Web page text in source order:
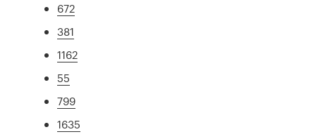
672
381
1162
55
799
1635